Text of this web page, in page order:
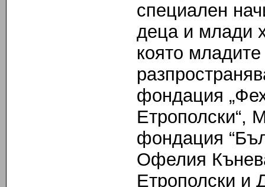
специален
деца и млади
която
фондация
Етрополски“,
фондация
Офелия
Етрополски и